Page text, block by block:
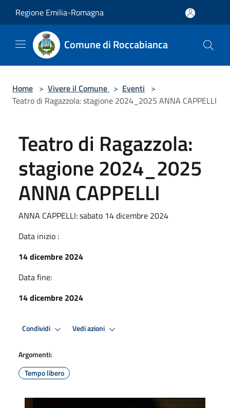
Regione Emilia-Romagna
Comune di Roccabianca
Home > Vivere il Comune > Eventi >
Teatro di Ragazzola: stagione 2024_2025 ANNA CAPPELLI
Teatro di Ragazzola:
stagione 2024_2025
ANNA CAPPELLI
ANNA CAPPELLI: sabato 14 dicembre 2024
Data inizio :
14 dicembre 2024
Data fine:
14 dicembre 2024
Condividi Vedi azioni
Argomenti:
Tempo libero